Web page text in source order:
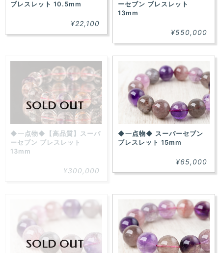
ブレスレット 10.5mm
¥22,100
ーセブン ブレスレット
13mm
¥550,000
SOLD OUT
◆一点物◆【高品質】スーパ
ーセブン ブレスレット
13mm
¥300,000
◆一点物◆ スーパーセブン
ブレスレット 15mm
¥65,000
SOLD OUT